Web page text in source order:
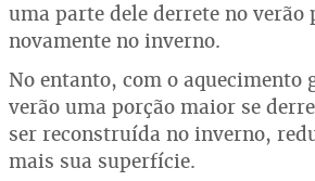
uma parte dele derrete no verão
novamente no inverno.
No entanto, com o aquecimento
verão uma porção maior se
ser reconstruída no inverno,
mais sua superfície.